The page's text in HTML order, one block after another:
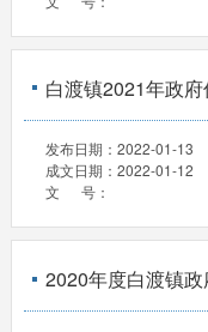
白渡镇2021年政
发布日期： 2022-01-13
成文日期： 2022-01-12
文 号：
2020年度白渡镇